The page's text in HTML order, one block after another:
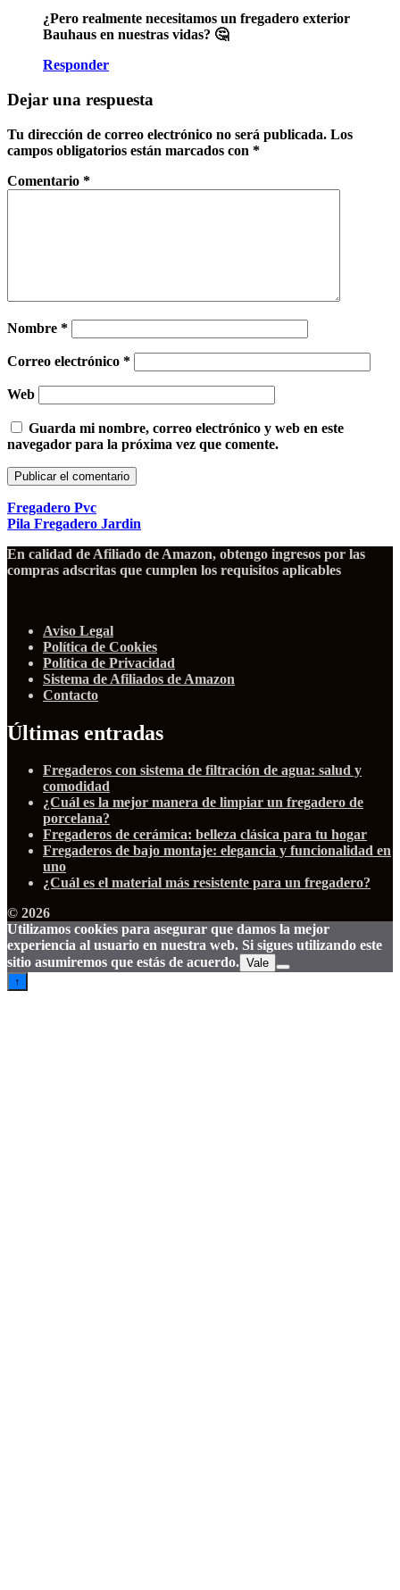
¿Pero realmente necesitamos un fregadero exterior
Bauhaus en nuestras vidas? 🤔
Responder
Dejar una respuesta
Tu dirección de correo electrónico no será publicada. Los
campos obligatorios están marcados con *
Comentario *
Nombre *
Correo electrónico *
Web
Guarda mi nombre, correo electrónico y web en este
navegador para la próxima vez que comente.
Fregadero Pvc
Pila Fregadero Jardin
En calidad de Afiliado de Amazon, obtengo ingresos por las
compras adscritas que cumplen los requisitos aplicables
Aviso Legal
Política de Cookies
Política de Privacidad
Sistema de Afiliados de Amazon
Contacto
Últimas entradas
Fregaderos con sistema de filtración de agua: salud y
comodidad
¿Cuál es la mejor manera de limpiar un fregadero de
porcelana?
Fregaderos de cerámica: belleza clásica para tu hogar
Fregaderos de bajo montaje: elegancia y funcionalidad en
uno
¿Cuál es el material más resistente para un fregadero?
© 2026
Utilizamos cookies para asegurar que damos la mejor
experiencia al usuario en nuestra web. Si sigues utilizando este
sitio asumiremos que estás de acuerdo. Vale
↑